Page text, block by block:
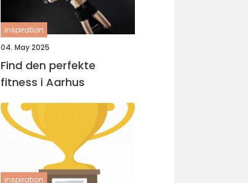
inspiration
04. May 2025
Find den perfekte
fitness i Aarhus
inspiration